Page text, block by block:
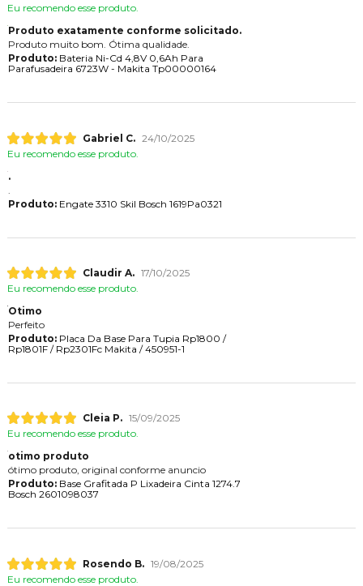
Eu recomendo esse produto.
Produto exatamente conforme solicitado.
Produto muito bom. Ótima qualidade.
Produto:Bateria Ni-Cd 4,8V 0,6Ah Para
Parafusadeira 6723W - Makita Tp00000164
Gabriel C. 24/10/2025
Eu recomendo esse produto.
.
Produto:Engate 3310 Skil Bosch 1619Pa0321
Claudir A. 17/10/2025
Eu recomendo esse produto.
Otimo
Perfeito
Produto:Placa Da Base Para Tupia Rp1800 /
Rp1801F / Rp2301Fc Makita / 450951-1
Cleia P. 15/09/2025
Eu recomendo esse produto.
otimo produto
ótimo produto, original conforme anuncio
Produto:Base Grafitada P Lixadeira Cinta 1274.7
Bosch 2601098037
Rosendo B. 19/08/2025
Eu recomendo esse produto.